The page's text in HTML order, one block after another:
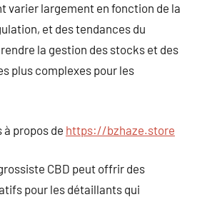
varier largement en fonction de la
et des tendances du
la gestion des stocks et des
plus complexes pour les
à propos de https://bzhaze.store
CBD peut offrir des
pour les détaillants qui